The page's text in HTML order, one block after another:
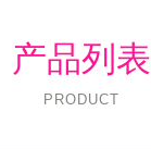
产品列表
PRODUCT